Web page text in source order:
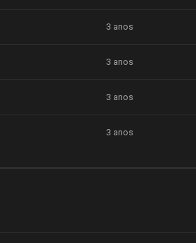
3 anos
3 anos
3 anos
3 anos